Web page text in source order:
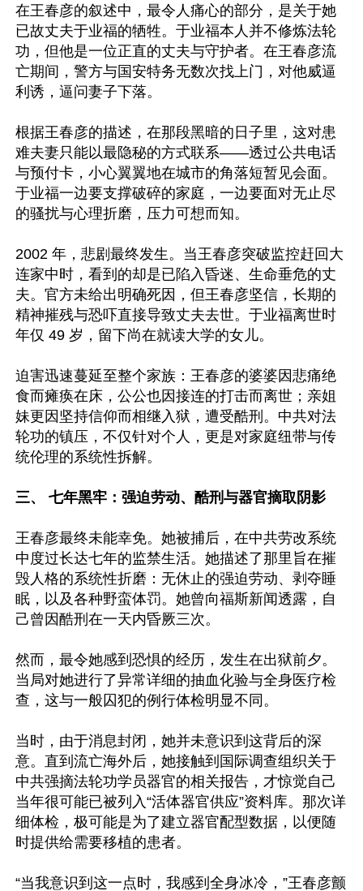
在王春彦的叙述中，最令人痛心的部分，是关于她
已故丈夫于业福的牺牲。于业福本人并不修炼法轮
功，但他是一位正直的丈夫与守护者。在王春彦流
亡期间，警方与国安特务无数次找上门，对他威逼
利诱，逼问妻子下落。
根据王春彦的描述，在那段黑暗的日子里，这对患
难夫妻只能以最隐秘的方式联系——透过公共电话
与预付卡，小心翼翼地在城市的角落短暂见会面。
于业福一边要支撑破碎的家庭，一边要面对无止尽
的骚扰与心理折磨，压力可想而知。
2002 年，悲剧最终发生。当王春彦突破监控赶回大
连家中时，看到的却是已陷入昏迷、生命垂危的丈
夫。官方未给出明确死因，但王春彦坚信，长期的
精神摧残与恐吓直接导致丈夫去世。于业福离世时
年仅 49 岁，留下尚在就读大学的女儿。
迫害迅速蔓延至整个家族：王春彦的婆婆因悲痛绝
食而瘫痪在床，公公也因接连的打击而离世；亲姐
妹更因坚持信仰而相继入狱，遭受酷刑。中共对法
轮功的镇压，不仅针对个人，更是对家庭纽带与传
统伦理的系统性拆解。
三、 七年黑牢：强迫劳动、酷刑与器官摘取阴影
王春彦最终未能幸免。她被捕后，在中共劳改系统
中度过长达七年的监禁生活。她描述了那里旨在摧
毁人格的系统性折磨：无休止的强迫劳动、剥夺睡
眠，以及各种野蛮体罚。她曾向福斯新闻透露，自
己曾因酷刑在一天内昏厥三次。
然而，最令她感到恐惧的经历，发生在出狱前夕。
当局对她进行了异常详细的抽血化验与全身医疗检
查，这与一般囚犯的例行体检明显不同。
当时，由于消息封闭，她并未意识到这背后的深
意。直到流亡海外后，她接触到国际调查组织关于
中共强摘法轮功学员器官的相关报告，才惊觉自己
当年很可能已被列入“活体器官供应”资料库。那次详
细体检，极可能是为了建立器官配型数据，以便随
时提供给需要移植的患者。
“当我意识到这一点时，我感到全身冰冷，”王春彦颤